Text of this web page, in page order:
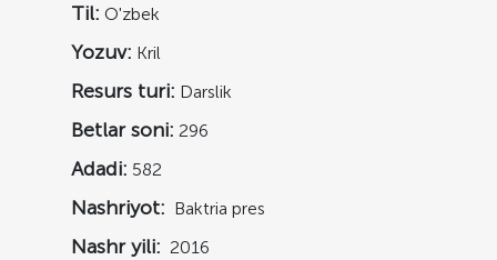
Til: O'zbek
Yozuv: Kril
Resurs turi: Darslik
Betlar soni: 296
Adadi: 582
Nashriyot: Baktria pres
Nashr yili: 2016